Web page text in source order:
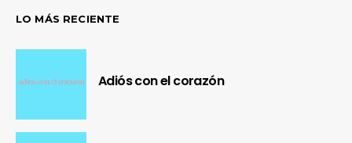
LO MÁS RECIENTE
Adiós con el corazón